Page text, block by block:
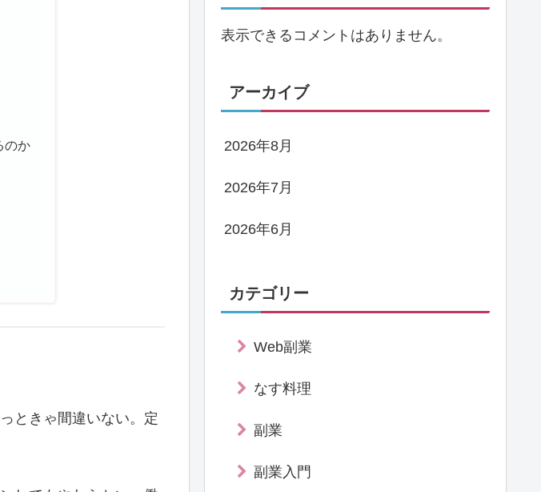
のか
ときゃ間違いない。定
表示できるコメントはありません。
アーカイブ
2026年8月
2026年7月
2026年6月
カテゴリー
Web副業
なす料理
副業
副業入門